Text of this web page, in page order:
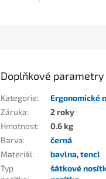
Doplňkové parametry
Kategorie:
Ergonomické
Záruka:
2 roky
Hmotnost:
0.6 kg
Barva:
černá
Materiál: bavlna,tencl
Typ
šátkové